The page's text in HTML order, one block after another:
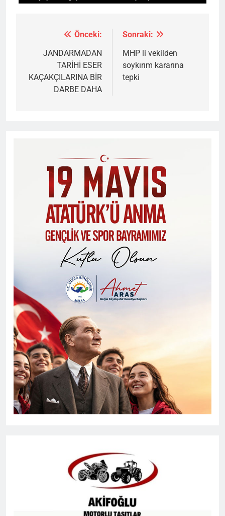
gezinmesi
Önceki:
JANDARMADAN
TARİHİ ESER
KAÇAKÇILARINA BİR
DARBE DAHA
Sonraki:
MHP li vekilden
soykırım kararına
tepki